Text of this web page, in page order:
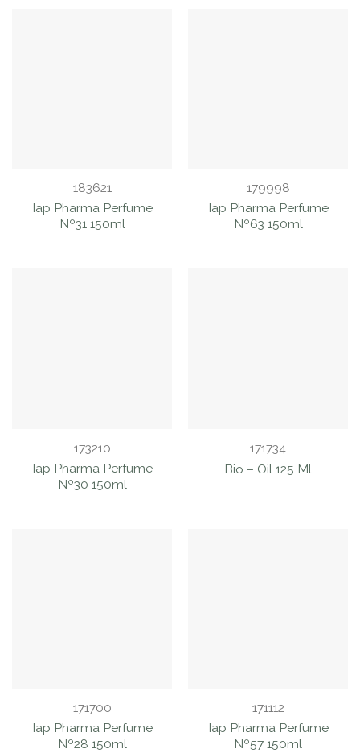
183621
Iap Pharma Perfume
Nº31 150ml
179998
Iap Pharma Perfume
Nº63 150ml
173210
Iap Pharma Perfume
Nº30 150ml
171734
Bio – Oil 125 Ml
171700
Iap Pharma Perfume
Nº28 150ml
171112
Iap Pharma Perfume
Nº57 150ml